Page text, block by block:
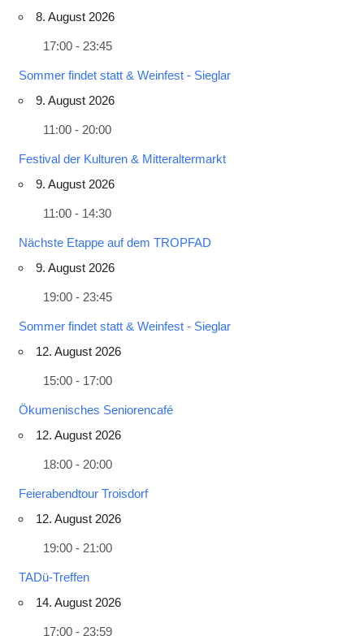
8. August 2026
17:00 - 23:45
Sommer findet statt & Weinfest - Sieglar
9. August 2026
11:00 - 20:00
Festival der Kulturen & Mitteraltermarkt
9. August 2026
11:00 - 14:30
Nächste Etappe auf dem TROPFAD
9. August 2026
19:00 - 23:45
Sommer findet statt & Weinfest - Sieglar
12. August 2026
15:00 - 17:00
Ökumenisches Seniorencafé
12. August 2026
18:00 - 20:00
Feierabendtour Troisdorf
12. August 2026
19:00 - 21:00
TADü-Treffen
14. August 2026
17:00 - 23:59